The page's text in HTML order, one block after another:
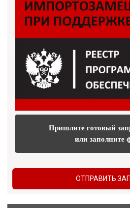
Пришлите готовый
или заполните
ОТПРАВИТЬ